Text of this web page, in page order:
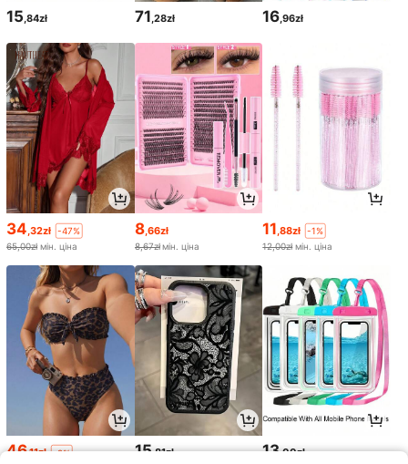
15,84zł 71,28zł 16,96zł
34 ,32zł
-47%
65,00zł мін. ціна
8,66zł
8,67złмін. ціна
11 ,88zł
-1%
12,00zł мін. ціна
46,11zł -2%
15,81zł 13,00zł